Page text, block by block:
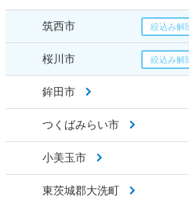
筑西市
桜川市
鉾田市
つくばみらい市
小美玉市
東茨城郡大洗町